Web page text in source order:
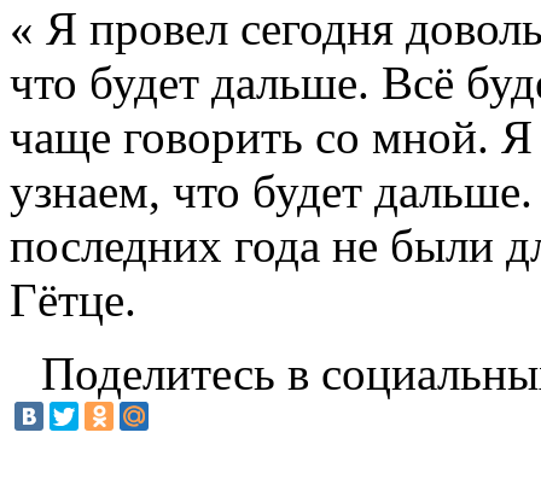
« Я провел сегодня
что будет дальше. Всё
чаще говорить со мной.
узнаем, что будет
последних года не были
Гётце.
Поделитесь в